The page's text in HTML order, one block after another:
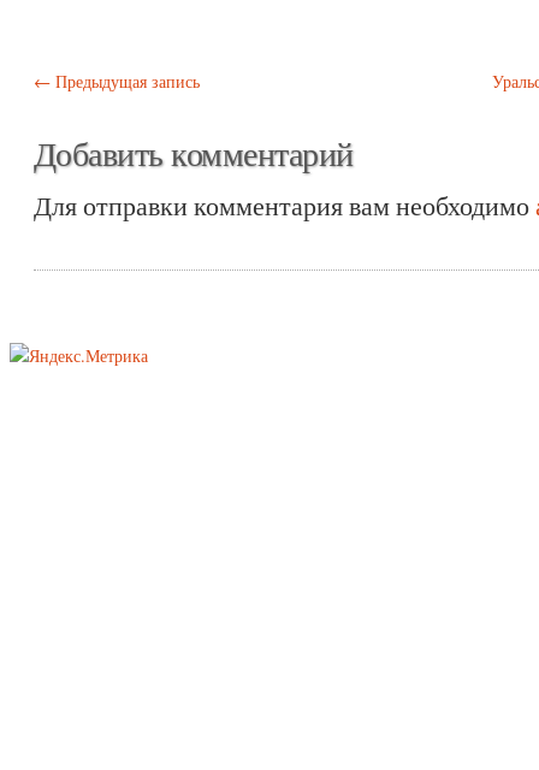
Post navigation
← Предыдущая запись
Добавить комментарий
Для отправки комментария вам необходимо